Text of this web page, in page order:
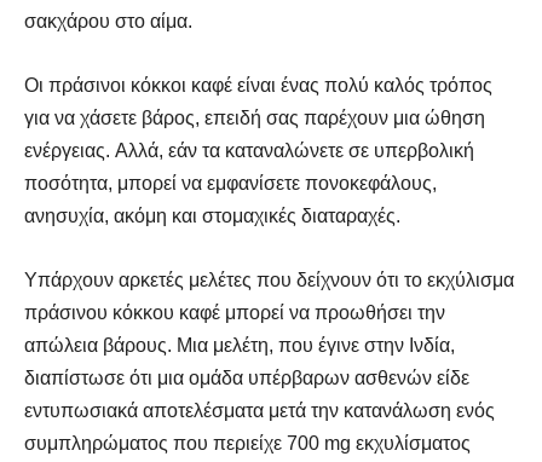
σακχάρου στο αίμα.
Οι πράσινοι κόκκοι καφέ είναι ένας πολύ καλός τρόπος
για να χάσετε βάρος, επειδή σας παρέχουν μια ώθηση
ενέργειας. Αλλά, εάν τα καταναλώνετε σε υπερβολική
ποσότητα, μπορεί να εμφανίσετε πονοκεφάλους,
ανησυχία, ακόμη και στομαχικές διαταραχές.
Υπάρχουν αρκετές μελέτες που δείχνουν ότι το εκχύλισμα
πράσινου κόκκου καφέ μπορεί να προωθήσει την
απώλεια βάρους. Μια μελέτη, που έγινε στην Ινδία,
διαπίστωσε ότι μια ομάδα υπέρβαρων ασθενών είδε
εντυπωσιακά αποτελέσματα μετά την κατανάλωση ενός
συμπληρώματος που περιείχε 700 mg εκχυλίσματος